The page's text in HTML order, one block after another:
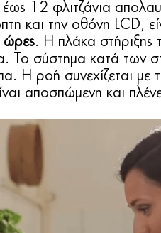
12 φλιτζάνια
και την οθόνη LCD,
. Η πλάκα στήριξης
Το σύστημα κατά των
Η ροή συνεχίζεται με
αποσπώμενη και